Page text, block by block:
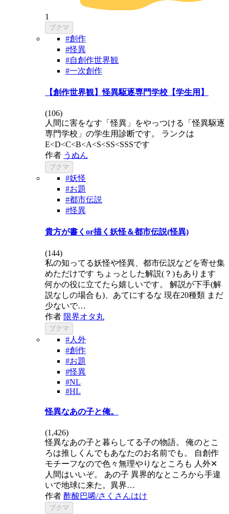
1
ブクマ
#創作
#怪異
#自創作世界観
#一次創作
【創作世界観】怪異駆逐専門学校【学生用】
(106)
人間に害をなす「怪異」をやっつける「怪異駆逐
専門学校」の学生用診断です。 ランクは
E<D<C<B<A<S<SS<SSSです
作者 うぬん
ブクマ
#妖怪
#お題
#都市伝説
#怪異
貴方が書くor描く妖怪＆都市伝説(怪異)
(144)
私の知ってる妖怪や怪異、都市伝説などを寄せ集
めただけです ちょっとした解説(？)もあります
何かの役に立てたら嬉しいです。 解説が下手(解
説なしの場合も)、あてにするな 現在20種類 まだ
少ないで…
作者 限界オタ丸
ブクマ
#人外
#創作
#お題
#怪異
#NL
#HL
怪異なあの子と俺。
(1,426)
怪異なあの子と暮らしてる子の物語。 俺のとこ
ろは推しくんでもあなたのお名前でも。 自創作
モチーフなので色々無理やりなところも 人外✕
人間はいいぞ。 あの子 異界的なところから手違
いで地球に来た。異界…
作者 酢酸巴唏/さくさんはけ
ブクマ